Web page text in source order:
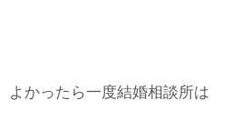
よかったら一度結婚相談所は